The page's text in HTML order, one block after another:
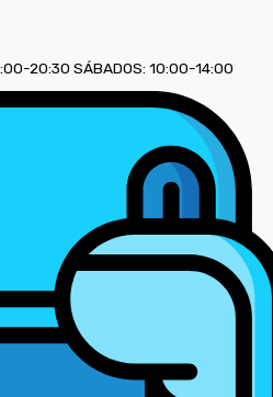
20:30 SÁBADOS: 10:00-14:00